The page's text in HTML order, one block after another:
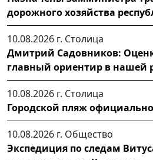
дорожного хозяйства
10.08.2026 г. Столица
Дмитрий Садовников:
главный ориентир в нашей
10.08.2026 г. Столица
Городской пляж
10.08.2026 г. Общество
Экспедиция по следам